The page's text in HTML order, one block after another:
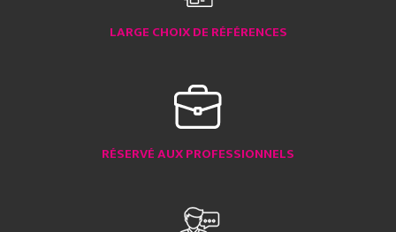
LARGE CHOIX DE RÉFÉRENCES
RÉSERVÉ AUX PROFESSIONNELS